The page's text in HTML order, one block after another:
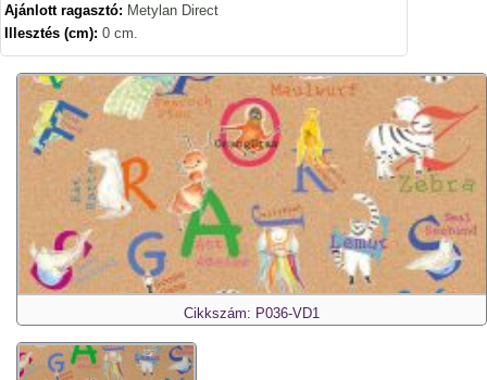
Ajánlott ragasztó: Metylan Direct
Illesztés (cm): 0 cm.
Cikkszám: P036-VD1